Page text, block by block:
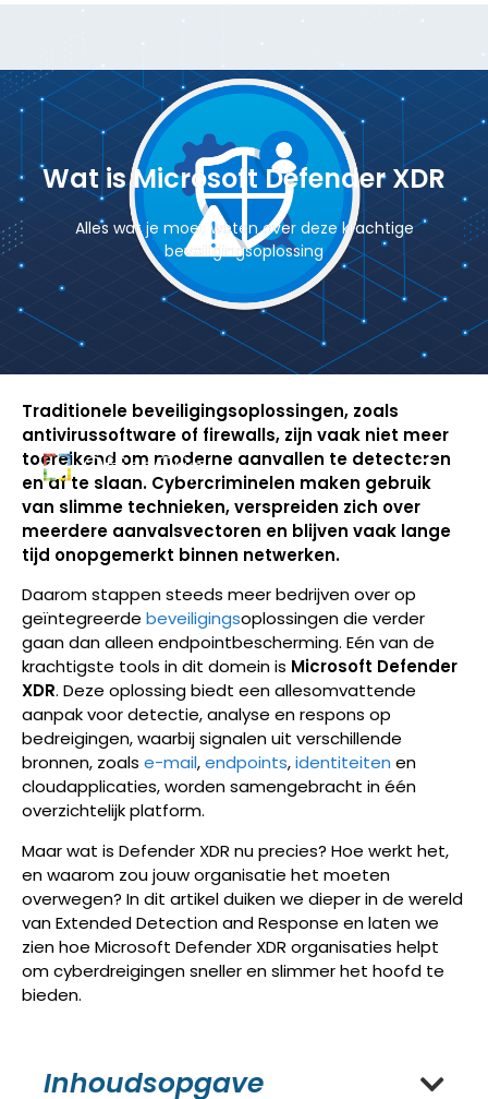
Wat is Microsoft Defender XDR
Alles wat je moet weten over deze krachtige
beveiligingsoplossing
Traditionele beveiligingsoplossingen, zoals
antivirussoftware of firewalls, zijn vaak niet meer
toereikend om moderne aanvallen te detecteren
en af te slaan. Cybercriminelen maken gebruik
van slimme technieken, verspreiden zich over
meerdere aanvalsvectoren en blijven vaak lange
tijd onopgemerkt binnen netwerken.
Daarom stappen steeds meer bedrijven over op
geïntegreerde beveiligingsoplossingen die verder
gaan dan alleen endpointbescherming. Eén van de
krachtigste tools in dit domein is Microsoft Defender
XDR. Deze oplossing biedt een allesomvattende
aanpak voor detectie, analyse en respons op
bedreigingen, waarbij signalen uit verschillende
bronnen, zoals e-mail,endpoints,identiteiten en
cloudapplicaties, worden samengebracht in één
overzichtelijk platform.
Maar wat is Defender XDR nu precies? Hoe werkt het,
en waarom zou jouw organisatie het moeten
overwegen? In dit artikel duiken we dieper in de wereld
van Extended Detection and Response en laten we
zien hoe Microsoft Defender XDR organisaties helpt
om cyberdreigingen sneller en slimmer het hoofd te
bieden.
Inhoudsopgave